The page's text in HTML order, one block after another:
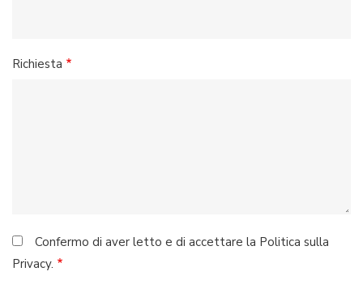
Richiesta
Confermo di aver letto e di accettare la Politica sulla
Privacy.